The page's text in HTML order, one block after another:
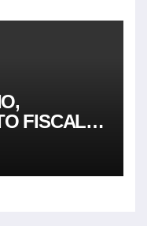
FISCAL.